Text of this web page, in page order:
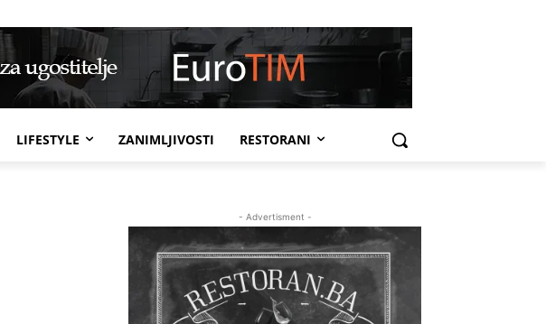
LIFESTYLE ZANIMLJIVOSTI RESTORANI
- Advertisment -